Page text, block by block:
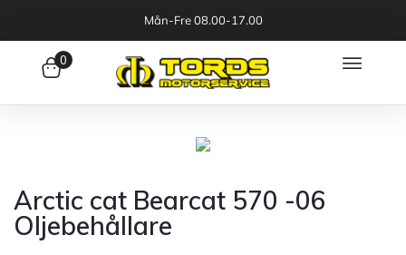
Mån-Fre 08.00-17.00
0
Arctic cat Bearcat 570 -06
Oljebehållare